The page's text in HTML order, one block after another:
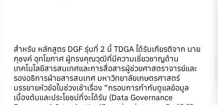
สำหรับ หลักสูตร DGF รุ่นที่ 2 นี้ TDGA ได้รับเกียรติจาก นาย
ภุชงค์ อุทโยภาศ ผู้ทรงคุณวุฒิที่มีความเชี่ยวชาญด้าน
เทคโนโลยีสารสนเทศและการสื่อสารผู้ช่วยศาสตราจารย์และ
รองอธิการฝ่ายสารสนเทศ มหาวิทยาลัยเกษตรศาสตร์
บรรยายหัวข้อในช่วงเช้าเรื่อง “กรอบการกำกับดูแลข้อมูล
เบื้องต้นและประโยชน์ที่จะได้รับ (Data Governance